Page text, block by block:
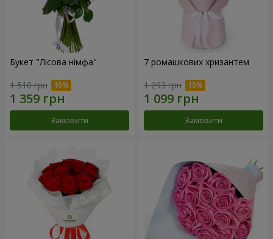
Букет "Лісова німфа"
1 510 грн
Замовити
7 ромашкових хризантем
1 293 грн
Замовити